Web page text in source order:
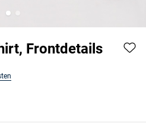
Frontdetails